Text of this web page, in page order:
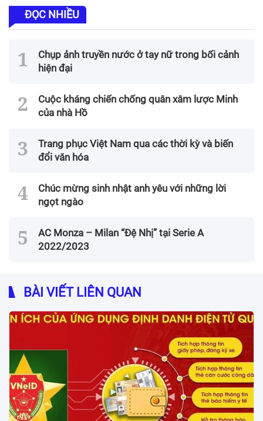
ĐỌC NHIỀU
Chụp ảnh truyền nước ở tay nữ trong bối cảnh
hiện đại
Cuộc kháng chiến chống quân xâm lược Minh
của nhà Hồ
Trang phục Việt Nam qua các thời kỳ và biến
đổi văn hóa
Chúc mừng sinh nhật anh yêu với những lời
ngọt ngào
AC Monza – Milan “Đệ Nhị” tại Serie A
2022/2023
BÀI VIẾT LIÊN QUAN